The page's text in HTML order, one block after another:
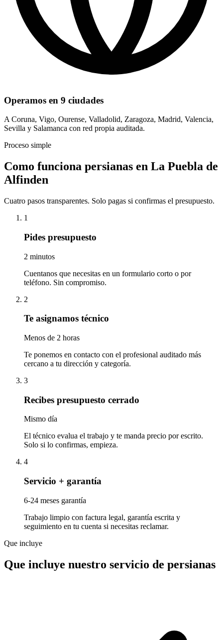
Operamos en 9 ciudades
A Coruna, Vigo, Ourense, Valladolid, Zaragoza, Madrid, Valencia,
Sevilla y Salamanca con red propia auditada.
Proceso simple
Como funciona persianas en La Puebla de
Alfinden
Cuatro pasos transparentes. Solo pagas si confirmas el presupuesto.
1
Pides presupuesto
2 minutos
Cuentanos que necesitas en un formulario corto o por
teléfono. Sin compromiso.
2
Te asignamos técnico
Menos de 2 horas
Te ponemos en contacto con el profesional auditado más
cercano a tu dirección y categoría.
3
Recibes presupuesto cerrado
Mismo día
El técnico evalua el trabajo y te manda precio por escrito.
Solo si lo confirmas, empieza.
4
Servicio + garantía
6-24 meses garantía
Trabajo limpio con factura legal, garantía escrita y
seguimiento en tu cuenta si necesitas reclamar.
Que incluye
Que incluye nuestro servicio de persianas